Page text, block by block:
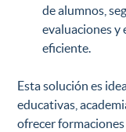
de alumnos,
evaluaciones y
eficiente.
Esta solución es
educativas,
ofrecer